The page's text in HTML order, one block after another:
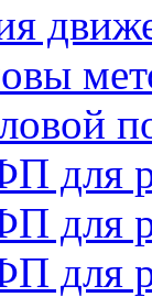
для
для
для